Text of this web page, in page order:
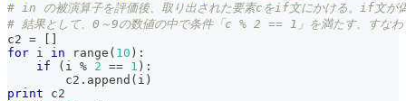
# in の被演算子を評価後、取り出された要素cをif文にかける。if文が偽
# 結果として、0～9の数値の中で条件「c % 2 == 1」を満たす、すなわ
c2 =
for i in range ( 10 ) :
if
( i % 2 == 1 ) :
        c2
. append ( i )
print c2